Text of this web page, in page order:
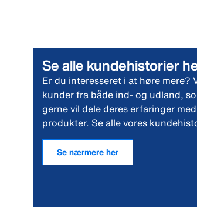
Se alle kundehistorier
Er du interesseret i at høre mere?
kunder fra både ind- og udland,
gerne vil dele deres erfaringer
produkter. Se alle vores
Se nærmere her